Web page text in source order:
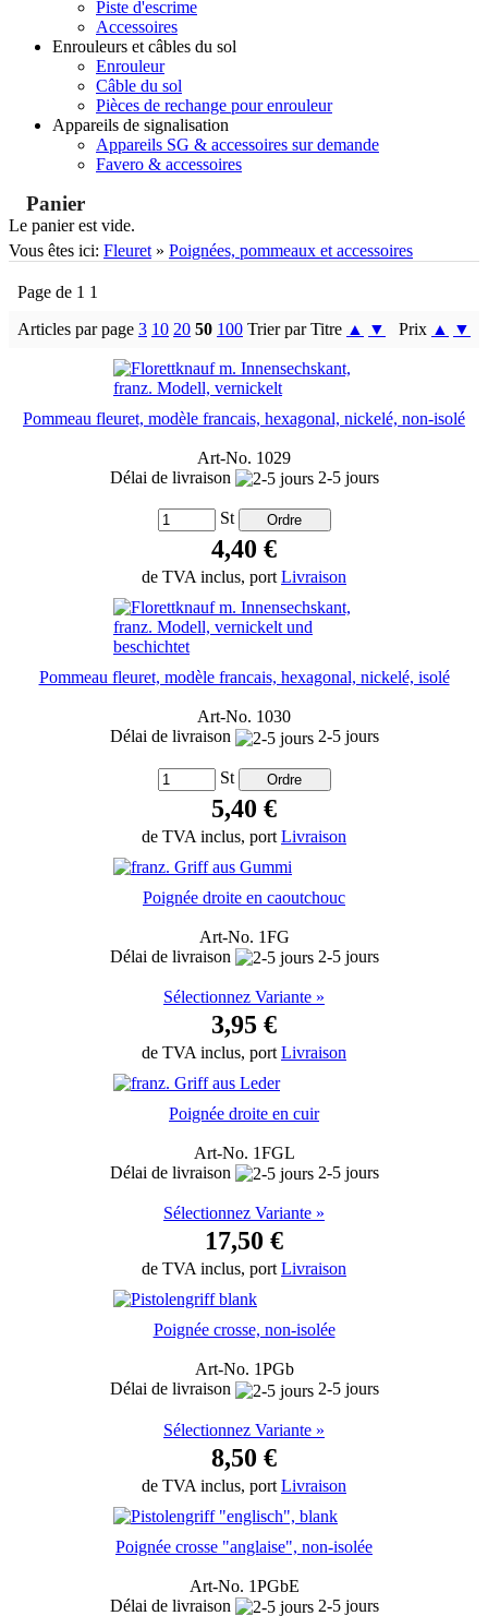
Piste d'escrime
Accessoires
Enrouleurs et câbles du sol
Enrouleur
Câble du sol
Pièces de rechange pour enrouleur
Appareils de signalisation
Appareils SG & accessoires sur demande
Favero & accessoires
Panier
Le panier est vide.
Vous êtes ici: Fleuret » Poignées, pommeaux et accessoires
Page de 1 1
Articles par page 3 10 20 50 100 Trier par Titre ▲ ▼ Prix ▲ ▼
Pommeau fleuret, modèle francais, hexagonal, nickelé, non-isolé
Art-No. 1029
Délai de livraison
2-5 jours
St
4,40 €
de TVA inclus, port Livraison
Pommeau fleuret, modèle francais, hexagonal, nickelé, isolé
Art-No. 1030
Délai de livraison
2-5 jours
St
5,40 €
de TVA inclus, port Livraison
Poignée droite en caoutchouc
Art-No. 1FG
Délai de livraison
2-5 jours
Sélectionnez Variante »
3,95 €
de TVA inclus, port Livraison
Poignée droite en cuir
Art-No. 1FGL
Délai de livraison
2-5 jours
Sélectionnez Variante »
17,50 €
de TVA inclus, port Livraison
Poignée crosse, non-isolée
Art-No. 1PGb
Délai de livraison
2-5 jours
Sélectionnez Variante »
8,50 €
de TVA inclus, port Livraison
Poignée crosse "anglaise", non-isolée
Art-No. 1PGbE
Délai de livraison
2-5 jours